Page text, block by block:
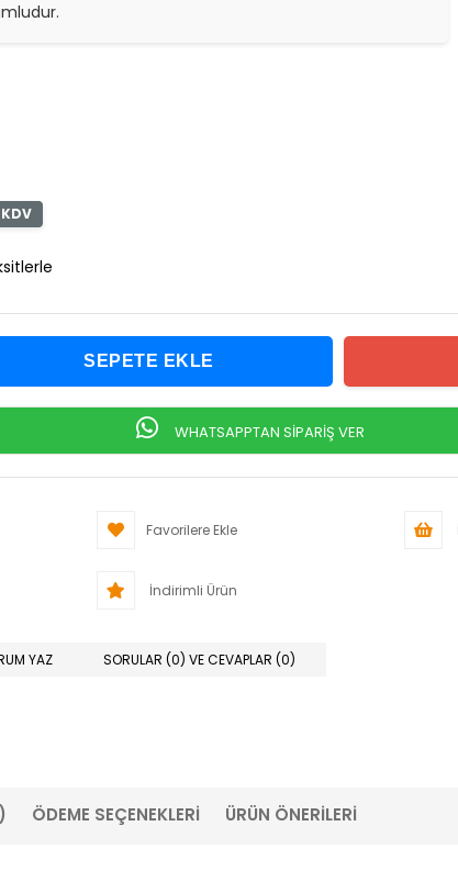
WHATSAPPTAN SİPARİŞ VER
Favorilere Ekle
İndirimli Ürün
YAZ SORULAR (0) VE CEVAPLAR (0)
ÖDEME SEÇENEKLERI ÜRÜN ÖNERILERI